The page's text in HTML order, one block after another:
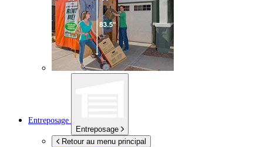
Entreposage
Entreposage
Retour au menu principal